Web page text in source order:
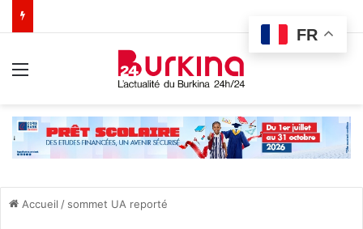
Accueil / sommet UA reporté
FR